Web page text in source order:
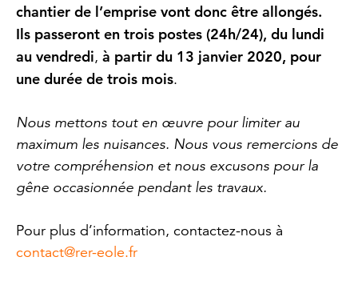
chantier de l’emprise vont donc être allongés.
Ils passeront en trois postes (24h/24), du lundi
au vendredi, à partir du 13 janvier 2020, pour
une durée de trois mois.
Nous mettons tout en œuvre pour limiter au
maximum les nuisances. Nous vous remercions de
votre compréhension et nous excusons pour la
gêne occasionnée pendant les travaux.
Pour plus d’information, contactez-nous à
contact@rer-eole.fr